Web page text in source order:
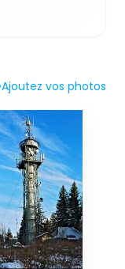
Ajoutez vos photos